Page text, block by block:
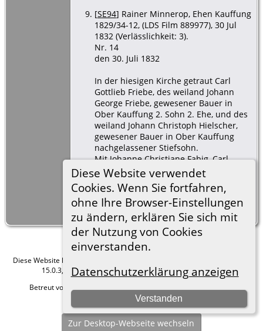
Diese Website verwendet
Cookies. Wenn Sie fortfahren,
ohne Ihre Browser-Einstellungen
zu ändern, erklären Sie sich mit
der Nutzung von Cookies
einverstanden.
Datenschutzerklärung anzeigen
Verstanden
[SE94] Rainer Minnerop, Ehen Kauffung
1829/34-12, (LDS Film 889977), 30 Jul
1832 (Verlässlichkeit: 3).
Nr. 14
den 30. Juli 1832
In der hiesigen Kirche getraut Carl
Gottlieb Friebe, des weiland Johann
George Friebe, gewesener Bauer in
Ober Kauffung 2. Sohn 2. Ehe, und des
weiland Johann Christoph Hielscher,
gewesener Bauer in Ober Kauffung
nachgelassener Stiefsohn.
Mit Johanne Christiane Fabig, Carl
Sigismund Fabig, Hofegärtner in Ober
Kauffung, älteste Tochter.
Der Bräutigam war 25 Jahre, die Braut
21 Jahre alt.
Diese Website läuft mit
15.0.3, programmiert von Darrin Lythgoe © 2001-2026.
Betreut von
Hier geht es zum Impressum
Zur Desktop-Webseite wechseln